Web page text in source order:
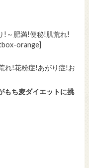
!～肥満!便秘!肌荒れ!
orange]
れ!花粉症!あがり症!お
もち麦ダイエットに挑